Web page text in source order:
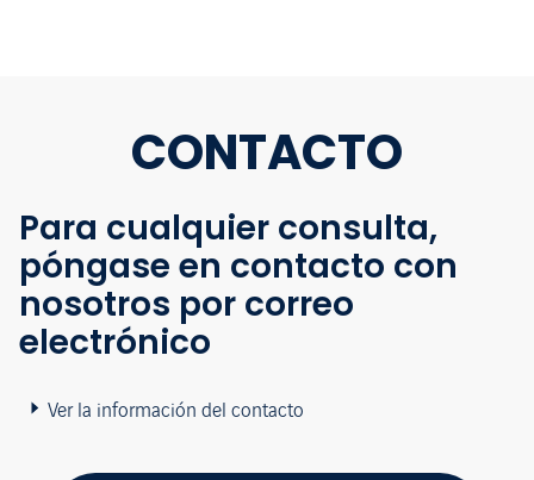
CONTACTO
Para cualquier consulta,
póngase en contacto con
nosotros por correo
electrónico
Ver la información del contacto